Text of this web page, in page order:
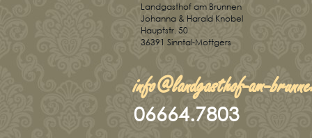
Landgasthof am Brunnen
Johanna & Harald Knobel
Hauptstr. 50
36391 Sinntal-Mottgers
info@landgasthof-am-
06664.7803